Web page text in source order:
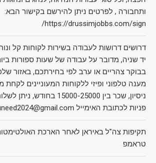
ותחבורה , לפרטים ניתן להירשם בקישור הבא:
https://drussimjobbs.com/sign/
יד שניה, מדובר על עבודה של שעות ספורות
בבוקר צהריים או ערב לפי בחירתכם, באזור
ניסיון, שכר בין 15000-25000
פניות לכתובת האימייל allwhatyouneed2024@gmail.com
תקיפות צה"ל באיראן לאחר הארכת
טראמפ